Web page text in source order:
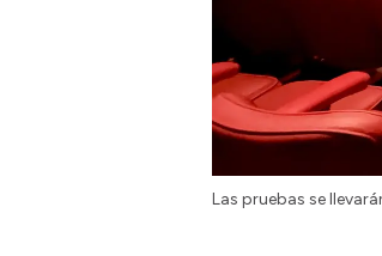
Las pruebas se